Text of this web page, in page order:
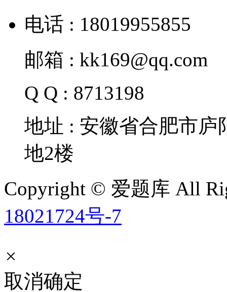
电话 : 18019955855
邮箱 : kk169@qq.com
Q Q : 8713198
地址 : 安徽省合肥市
地2楼
Copyright © 爱题库 All
18021724号-7
×
取消确定